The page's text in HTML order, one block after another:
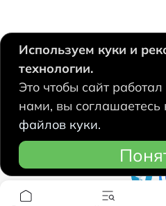
630124,
Используем куки и
технологии.
Это чтобы сайт
нами, вы соглашаетесь
файлов куки.